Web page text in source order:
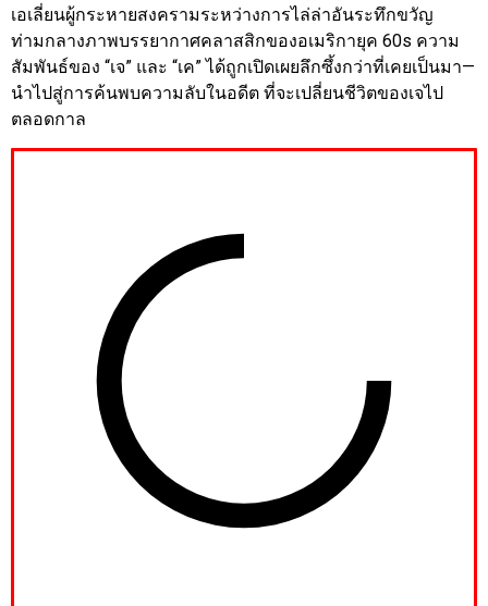
เอเลี่ยนผู้กระหายสงครามระหว่างการไล่ล่าอันระทึกขวัญ
ท่ามกลางภาพบรรยากาศคลาสสิกของอเมริกายุค 60s ความ
สัมพันธ์ของ “เจ” และ “เค” ได้ถูกเปิดเผยลึกซึ้งกว่าที่เคยเป็นมา—
นำไปสู่การค้นพบความลับในอดีต ที่จะเปลี่ยนชีวิตของเจไป
ตลอดกาล